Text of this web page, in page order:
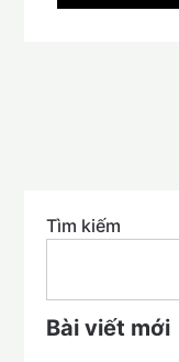
Tìm kiếm
Bài viết mới